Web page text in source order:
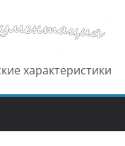
характеристики